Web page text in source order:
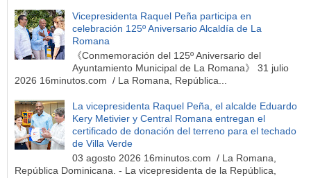
Vicepresidenta Raquel Peña participa en
celebración 125º Aniversario Alcaldía de La
Romana
《Conmemoración del 125º Aniversario del
Ayuntamiento Municipal de La Romana》 31 julio
2026 16minutos.com / La Romana, República...
La vicepresidenta Raquel Peña, el alcalde Eduardo
Kery Metivier y Central Romana entregan el
certificado de donación del terreno para el techado
de Villa Verde
03 agosto 2026 16minutos.com / La Romana,
República Dominicana. - La vicepresidenta de la República,